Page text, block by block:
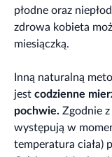
płodne oraz
zdrowa kobieta
miesiączką.
Inną naturalną
jest codzienne
pochwie. Zgodnie
występują w
temperatura ciała)